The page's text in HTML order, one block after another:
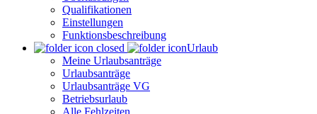
Qualifikationen
Einstellungen
Funktionsbeschreibung
Urlaub
Meine Urlaubsanträge
Urlaubsanträge
Urlaubsanträge VG
Betriebsurlaub
Alle Fehlzeiten